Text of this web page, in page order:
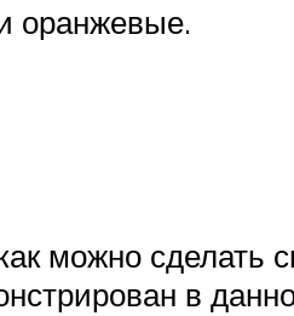
оранжевые.
можно сделать
в